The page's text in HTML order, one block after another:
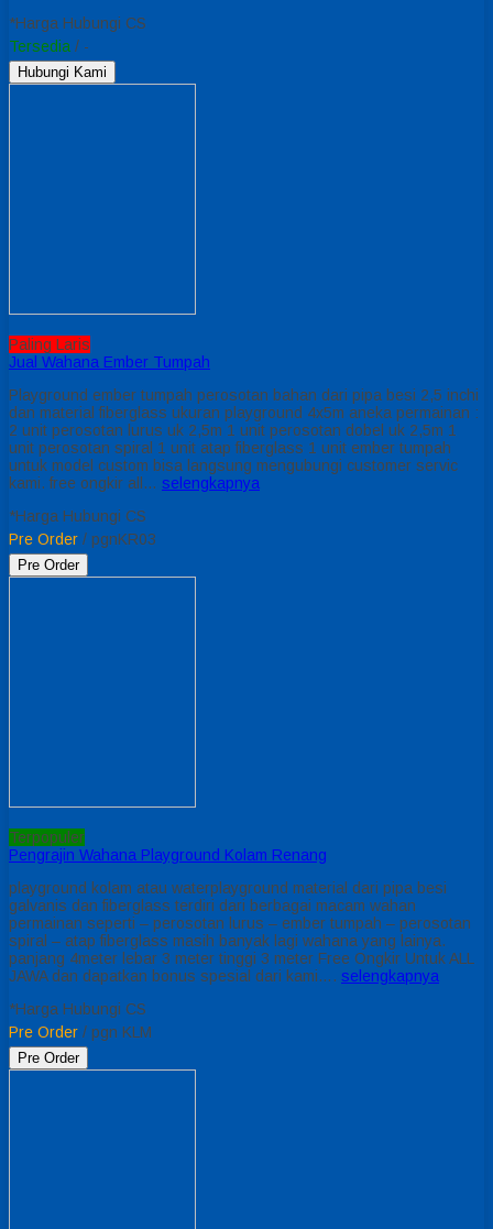
*Harga Hubungi CS
Tersedia / -
Hubungi Kami
Paling Laris
Jual Wahana Ember Tumpah
Playground ember tumpah perosotan bahan dari pipa besi 2,5 inchi
dan material fiberglass ukuran playground 4x5m aneka permainan :
2 unit perosotan lurus uk 2,5m 1 unit perosotan dobel uk 2,5m 1
unit perosotan spiral 1 unit atap fiberglass 1 unit ember tumpah
untuk model custom bisa langsung mengubungi customer servic
kami. free ongkir all… selengkapnya
*Harga Hubungi CS
Pre Order / pgnKR03
Pre Order
Terpopuler
Pengrajin Wahana Playground Kolam Renang
playground kolam atau waterplayground material dari pipa besi
galvanis dan fiberglass terdiri dari berbagai macam wahan
permainan seperti – perosotan lurus – ember tumpah – perosotan
spiral – atap fiberglass masih banyak lagi wahana yang lainya.
panjang 4meter lebar 3 meter tinggi 3 meter Free Ongkir Untuk ALL
JAWA dan dapatkan bonus spesial dari kami…. selengkapnya
*Harga Hubungi CS
Pre Order / pgn KLM
Pre Order